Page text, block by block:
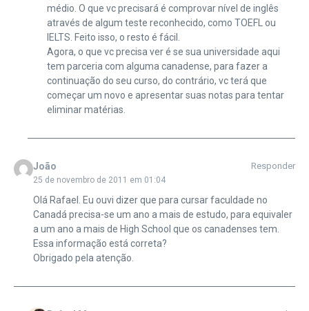
médio. O que vc precisará é comprovar nível de inglês
através de algum teste reconhecido, como TOEFL ou
IELTS. Feito isso, o resto é fácil.
Agora, o que vc precisa ver é se sua universidade aqui
tem parceria com alguma canadense, para fazer a
continuação do seu curso, do contrário, vc terá que
começar um novo e apresentar suas notas para tentar
eliminar matérias.
João
25 de novembro de 2011 em 01:04
Responder
Olá Rafael. Eu ouvi dizer que para cursar faculdade no
Canadá precisa-se um ano a mais de estudo, para equivaler
a um ano a mais de High School que os canadenses tem.
Essa informação está correta?
Obrigado pela atenção.